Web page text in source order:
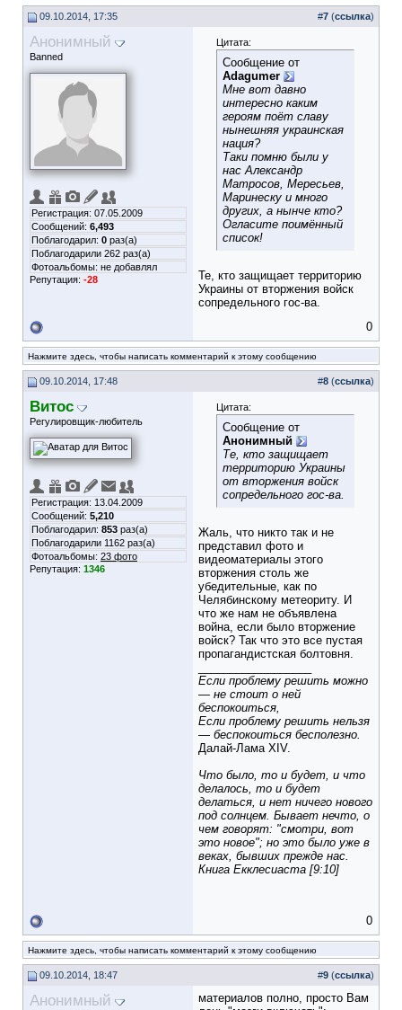
09.10.2014, 17:35 #7 (ссылка)
Анонимный
Banned
Регистрация: 07.05.2009
Сообщений: 6,493
Поблагодарил: 0 раз(а)
Поблагодарили 262 раз(а)
Фотоальбомы: не добавлял
Репутация: -28
Цитата:
Сообщение от
Adagumer
Мне вот давно
интересно каким
героям поёт славу
нынешняя украинская
нация?
Таки помню были у
нас Александр
Матросов, Мересьев,
Маринеску и много
других, а нынче кто?
Огласите поимённый
список!
Те, кто защищает территорию
Украины от вторжения войск
сопредельного гос-ва.
0
Нажмите здесь, чтобы написать комментарий к этому сообщению
09.10.2014, 17:48 #8 (ссылка)
Витос
Регулировщик-любитель
Регистрация: 13.04.2009
Сообщений: 5,210
Поблагодарил: 853 раз(а)
Поблагодарили 1162 раз(а)
Фотоальбомы: 23 фото
Репутация: 1346
Цитата:
Сообщение от
Анонимный
Те, кто защищает
территорию Украины
от вторжения войск
сопредельного гос-ва.
Жаль, что никто так и не
представил фото и
видеоматериалы этого
вторжения столь же
убедительные, как по
Челябинскому метеориту. И
что же нам не объявлена
война, если было вторжение
войск? Так что это все пустая
пропагандистская болтовня.
Если проблему решить можно
— не стоит о ней
беспокоиться,
Если проблему решить нельзя
— беспокоиться бесполезно.
Далай-Лама XIV.
Что было, то и будет, и что
делалось, то и будет
делаться, и нет ничего нового
под солнцем. Бывает нечто, о
чем говорят: "смотри, вот
это новое"; но это было уже в
веках, бывших прежде нас.
Книга Екклесиаста [9:10]
0
Нажмите здесь, чтобы написать комментарий к этому сообщению
09.10.2014, 18:47 #9 (ссылка)
Анонимный
материалов полно, просто Вам